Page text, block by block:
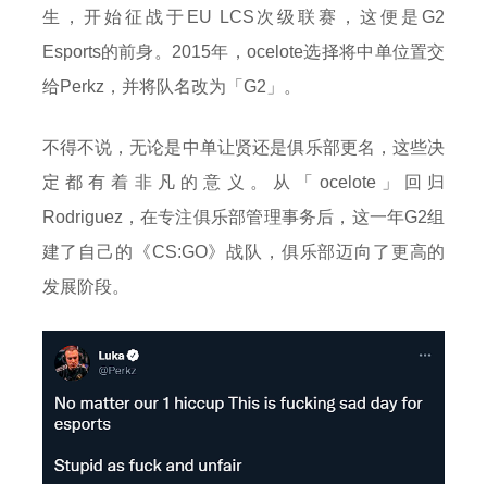
生，开始征战于EU LCS次级联赛，这便是G2
Esports的前身。2015年，ocelote选择将中单位置交
给Perkz，并将队名改为「G2」。
不得不说，无论是中单让贤还是俱乐部更名，这些决
定都有着非凡的意义。从「ocelote」回归
Rodriguez，在专注俱乐部管理事务后，这一年G2组
建了自己的《CS:GO》战队，俱乐部迈向了更高的
发展阶段。